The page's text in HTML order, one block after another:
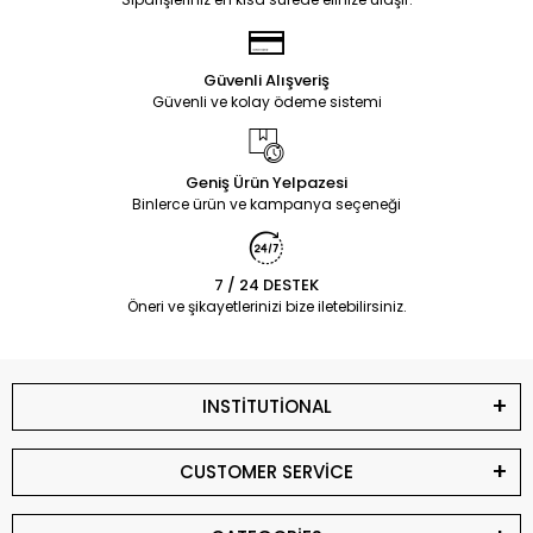
Güvenli Alışveriş
Güvenli ve kolay ödeme sistemi
Geniş Ürün Yelpazesi
Binlerce ürün ve kampanya seçeneği
7 / 24 DESTEK
Öneri ve şikayetlerinizi bize iletebilirsiniz.
INSTİTUTİONAL
CUSTOMER SERVİCE